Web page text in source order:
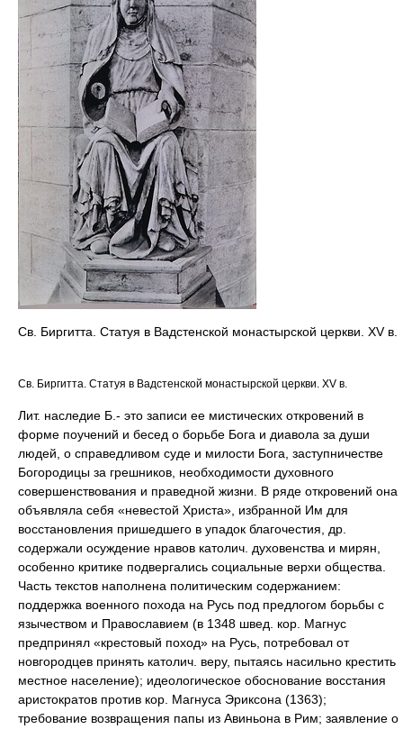
Св. Биргитта. Статуя в Вадстенской монастырской церкви. XV в.
Св. Биргитта. Статуя в Вадстенской монастырской церкви. XV в.
Лит. наследие Б.- это записи ее мистических откровений в
форме поучений и бесед о борьбе Бога и диавола за души
людей, о справедливом суде и милости Бога, заступничестве
Богородицы за грешников, необходимости духовного
совершенствования и праведной жизни. В ряде откровений она
объявляла себя «невестой Христа», избранной Им для
восстановления пришедшего в упадок благочестия, др.
содержали осуждение нравов католич. духовенства и мирян,
особенно критике подвергались социальные верхи общества.
Часть текстов наполнена политическим содержанием:
поддержка военного похода на Русь под предлогом борьбы с
язычеством и Православием (в 1348 швед. кор. Магнус
предпринял «крестовый поход» на Русь, потребовал от
новгородцев принять католич. веру, пытаясь насильно крестить
местное население); идеологическое обоснование восстания
аристократов против кор. Магнуса Эриксона (1363);
требование возвращения папы из Авиньона в Рим; заявление о